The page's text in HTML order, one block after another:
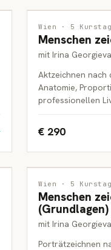
ZEICHNUNG
ERWACHSENE
Wien · 5
Menschen
mit Irina Georgieva
Aktzeichnen nach
Anatomie,
professionellen
€ 290
ZEICHNUNG
ERWACHSENE
Wien · 5
Menschen
(Grundlagen)
mit Irina Georgieva
Porträtzeichnen